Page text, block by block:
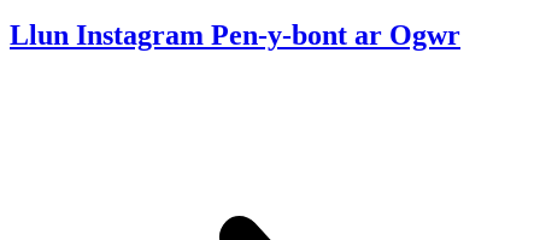
Llun Instagram Pen-y-bont ar Ogwr